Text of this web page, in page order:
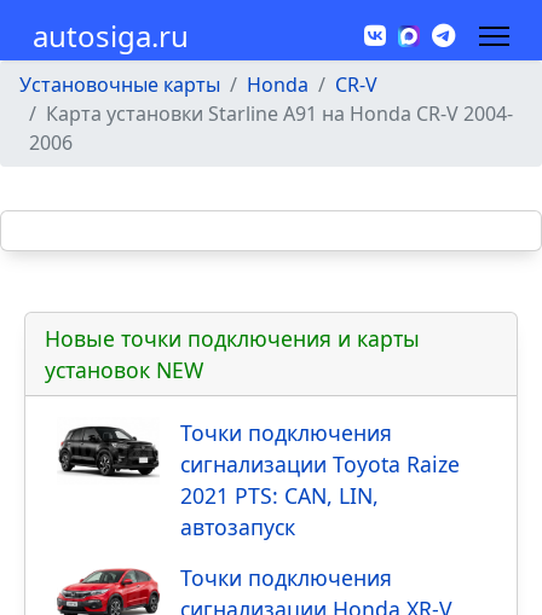
autosiga.ru
Установочные карты Honda
CR-V
Карта установки Starline A91 на Honda CR-V 2004-
2006
Новые точки подключения и карты
установок NEW
Точки подключения
сигнализации Toyota Raize
2021 PTS: CAN, LIN,
автозапуск
Точки подключения
сигнализации Honda XR-V